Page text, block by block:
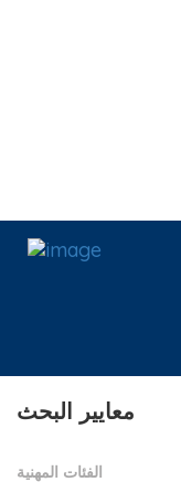
معايير البحث
الفئات المهنية